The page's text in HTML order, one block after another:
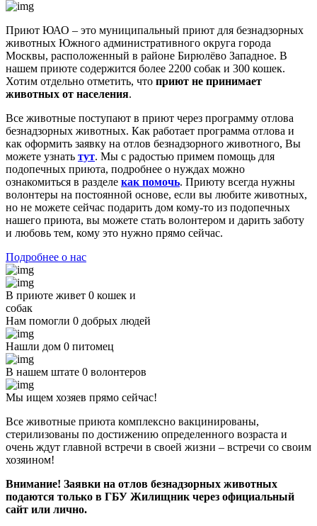
Приют ЮАО – это муниципальный приют для безнадзорных
животных Южного административного округа города
Москвы, расположенный в районе Бирюлёво Западное. В
нашем приюте содержится более 2200 собак и 300 кошек.
Хотим отдельно отметить, что приют не принимает
животных от населения.
Все животные поступают в приют через программу отлова
безнадзорных животных. Как работает программа отлова и
как оформить заявку на отлов безнадзорного животного, Вы
можете узнать тут. Мы с радостью примем помощь для
подопечных приюта, подробнее о нуждах можно
ознакомиться в разделе как помочь. Приюту всегда нужны
волонтеры на постоянной основе, если вы любите животных,
но не можете сейчас подарить дом кому-то из подопечных
нашего приюта, вы можете стать волонтером и дарить заботу
и любовь тем, кому это нужно прямо сейчас.
Подробнее о нас
В приюте живет 0 кошек и
собак
Нам помогли 0 добрых людей
Нашли дом 0 питомец
В нашем штате 0 волонтеров
Мы ищем хозяев прямо сейчас!
Все животные приюта комплексно вакцинированы,
стерилизованы по достижению определенного возраста и
очень ждут главной встречи в своей жизни – встречи со своим
хозяином!
Внимание! Заявки на отлов безнадзорных животных
подаются только в ГБУ Жилищник через официальный
сайт или лично.